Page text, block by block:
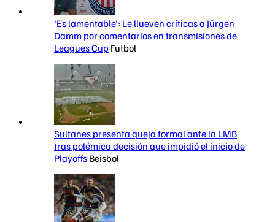
'Es lamentable': Le llueven críticas a Jürgen
Damm por comentarios en transmisiones de
Leagues Cup Futbol
Sultanes presenta queja formal ante la LMB
tras polémica decisión que impidió el inicio de
Playoffs Beisbol